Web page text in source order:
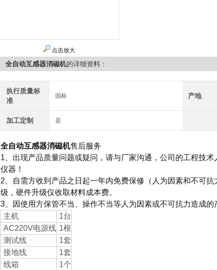
点击放大
全自动互感器消磁机的详细资料：
执行质量标
准
国标 产地
加工定制 是
全自动互感器消磁机售后服务
1、出现产品质量问题或疑问，请与厂家沟通，公司的工程技
仪器！
2、自需方收到产品之日起一年内免费保修（人为因素和不可
级，硬件升级仅收取材料成本费。
3、因使用方保管不当、操作不当等人为因素或不可抗力造成
主机
1台
AC220V电源线 1根
测试线
1套
接地线
1套
线箱
1个